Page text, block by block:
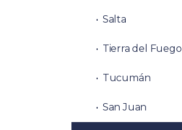
Salta
Tierra del Fuego
Tucumán
San Juan